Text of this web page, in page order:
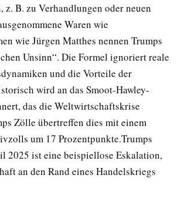
B. zu Verhandlungen oder neuen
Waren wie
wie Jürgen Matthes nennen Trumps
Unsinn“. Die Formel ignoriert reale
und die Vorteile der
wird an das Smoot-Hawley-
das die Weltwirtschaftskrise
Zölle übertreffen dies mit einem
um 17 Prozentpunkte.Trumps
ist eine beispiellose Eskalation,
an den Rand eines Handelskriegs